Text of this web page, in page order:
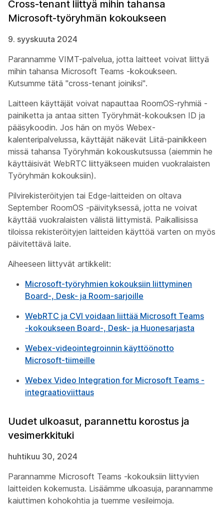
Cross-tenant liittyä mihin tahansa
Microsoft-työryhmän kokoukseen
9. syyskuuta 2024
Parannamme VIMT-palvelua, jotta laitteet voivat liittyä
mihin tahansa Microsoft Teams -kokoukseen.
Kutsumme tätä "cross-tenant joiniksi".
Laitteen käyttäjät voivat napauttaa RoomOS-ryhmiä -
painiketta ja antaa sitten Työryhmät-kokouksen ID ja
pääsykoodin. Jos hän on myös Webex-
kalenteripalvelussa, käyttäjät näkevät Liitä-painikkeen
missä tahansa Työryhmän kokouskutsussa (aiemmin he
käyttäisivät WebRTC liittyäkseen muiden vuokralaisten
Työryhmän kokouksiin).
Pilvirekisteröityjen tai Edge-laitteiden on oltava
September RoomOS -päivityksessä, jotta ne voivat
käyttää vuokralaisten välistä liittymistä. Paikallisissa
tiloissa rekisteröityjen laitteiden käyttöä varten on myös
päivitettävä laite.
Aiheeseen liittyvät artikkelit:
Microsoft-työryhmien kokouksiin liittyminen
Board-, Desk- ja Room-sarjoille
WebRTC ja CVI voidaan liittää Microsoft Teams
-kokoukseen Board-, Desk- ja Huonesarjasta
Webex-videointegroinnin käyttöönotto
Microsoft-tiimeille
Webex Video Integration for Microsoft Teams -
integraatioviittaus
Uudet ulkoasut, parannettu korostus ja
vesimerkkituki
huhtikuu 30, 2024
Parannamme Microsoft Teams -kokouksiin liittyvien
laitteiden kokemusta. Lisäämme ulkoasuja, parannamme
kaiuttimen kohokohtia ja tuemme vesileimoja.